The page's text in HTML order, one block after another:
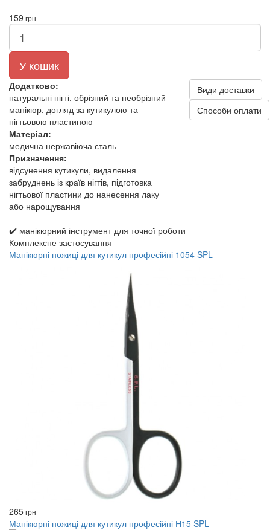
159 грн
У кошик
Додатково:
натуральні нігті, обрізний та необрізний
манікюр, догляд за кутикулою та
нігтьовою пластиною
Матеріал:
медична нержавіюча сталь
Призначення:
відсунення кутикули, видалення
забруднень із країв нігтів, підготовка
нігтьової пластини до нанесення лаку
або нарощування
Види доставки
Способи оплати
✔️ манікюрний інструмент для точної роботи
Комплексне застосування
Манікюрні ножиці для кутикул професійні 1054 SPL
265грн
Манікюрні ножиці для кутикул професійні Н15 SPL